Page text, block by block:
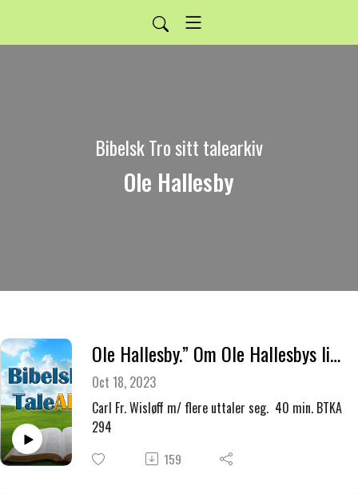
Bibelsk Tro sitt talearkiv
Ole Hallesby
Ole Hallesby.” Om Ole Hallesbys liv og betydning.”
Oct 18, 2023
Carl Fr. Wisløff m/ flere uttaler seg. 40 min. BTKA
294
159